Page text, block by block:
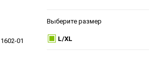
Выберите размер
L/XL